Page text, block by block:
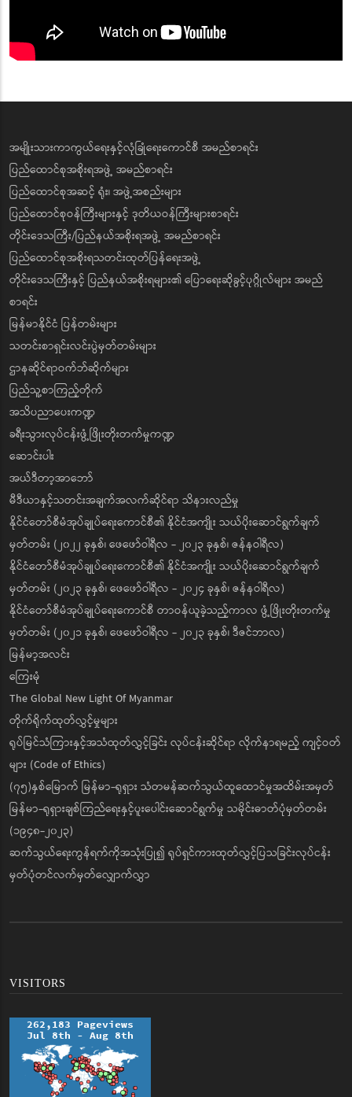
အမျိုးသားကာကွယ်ရေးနှင့်လုံခြုံရေးကောင်စီ အမည်စာရင်း
ပြည်ထောင်စုအစိုးရအဖွဲ့ အမည်စာရင်း
ပြည်ထောင်စုအဆင့် ရုံး၊ အဖွဲ့အစည်းများ
ပြည်ထောင်စုဝန်ကြီးများနှင့် ဒုတိယဝန်ကြီးများစာရင်း
တိုင်းဒေသကြီး/ပြည်နယ်အစိုးရအဖွဲ့ အမည်စာရင်း
ပြည်ထောင်စုအစိုးရသတင်းထုတ်ပြန်ရေးအဖွဲ့
တိုင်းဒေသကြီးနှင့် ပြည်နယ်အစိုးရများ၏ ပြောရေးဆိုခွင့်ပုဂ္ဂိုလ်များ အမည်
စာရင်း
မြန်မာနိုင်ငံ ပြန်တမ်းများ
သတင်းစာရှင်းလင်းပွဲမှတ်တမ်းများ
ဌာနဆိုင်ရာဝက်ဘ်ဆိုက်များ
ပြည်သူ့စာကြည့်တိုက်
အသိပညာပေးကဏ္ဍ
ခရီးသွားလုပ်ငန်းဖွံ့ဖြိုးတိုးတက်မှုကဏ္ဍ
ဆောင်းပါး
အယ်ဒီတာ့အာဘော်
မီဒီယာနှင့်သတင်းအချက်အလက်ဆိုင်ရာ သိနားလည်မှု
နိုင်ငံတော်စီမံအုပ်ချုပ်ရေးကောင်စီ၏ နိုင်ငံအကျိုး သယ်ပိုးဆောင်ရွက်ချက်
မှတ်တမ်း (၂၀၂၂ ခုနှစ်၊ ဖေဖော်ဝါရီလ - ၂၀၂၃ ခုနှစ်၊ ဇန်နဝါရီလ)
နိုင်ငံတော်စီမံအုပ်ချုပ်ရေးကောင်စီ၏ နိုင်ငံအကျိုး သယ်ပိုးဆောင်ရွက်ချက်
မှတ်တမ်း (၂၀၂၃ ခုနှစ်၊ ဖေဖော်ဝါရီလ - ၂၀၂၄ ခုနှစ်၊ ဇန်နဝါရီလ)
နိုင်ငံတော်စီမံအုပ်ချုပ်ရေးကောင်စီ တာဝန်ယူခဲ့သည့်ကာလ ဖွံ့ဖြိုးတိုးတက်မှု
မှတ်တမ်း (၂၀၂၁ ခုနှစ်၊ ဖေဖော်ဝါရီလ - ၂၀၂၃ ခုနှစ်၊ ဒီဇင်ဘာလ)
မြန်မာ့အလင်း
ကြေးမုံ
The Global New Light Of Myanmar
တိုက်ရိုက်ထုတ်လွှင့်မှုများ
ရုပ်မြင်သံကြားနှင့်အသံထုတ်လွှင့်ခြင်း လုပ်ငန်းဆိုင်ရာ လိုက်နာရမည့် ကျင့်ဝတ်
များ (Code of Ethics)
(၇၅)နှစ်မြောက် မြန်မာ-ရုရှား သံတမန်ဆက်သွယ်ထူထောင်မှုအထိမ်းအမှတ်
မြန်မာ-ရုရှားချစ်ကြည်ရေးနှင့်ပူးပေါင်းဆောင်ရွက်မှု သမိုင်းဓာတ်ပုံမှတ်တမ်း
(၁၉၄၈-၂၀၂၃)
ဆက်သွယ်ရေးကွန်ရက်ကိုအသုံးပြု၍ ရုပ်ရှင်ကားထုတ်လွှင့်ပြသခြင်းလုပ်ငန်း
မှတ်ပုံတင်လက်မှတ်လျှောက်လွှာ
VISITORS